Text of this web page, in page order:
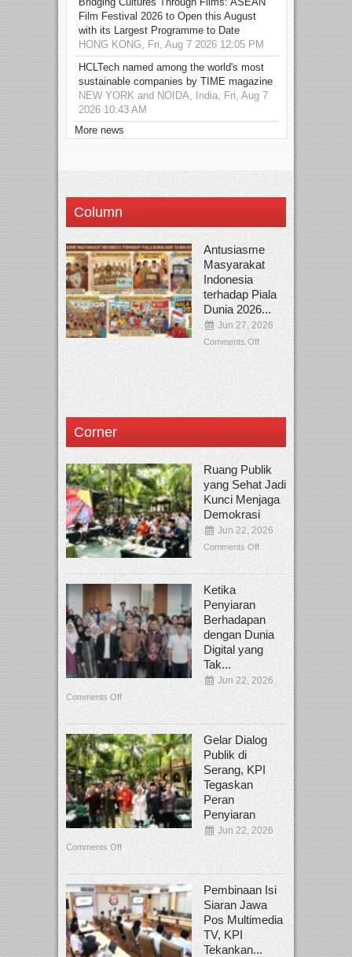
Film Festival 2026 to Open this August
with its Largest Programme to Date
HONG KONG, Fri, Aug 7 2026 12:05 PM
HCLTech named among the world's most
sustainable companies by TIME magazine
NEW YORK and NOIDA, India, Fri, Aug 7
2026 10:43 AM
More news
Column
Antusiasme
Masyarakat
Indonesia
terhadap Piala
Dunia 2026...
Jun 27, 2026
Comments Off
Corner
Ruang Publik
yang Sehat Jadi
Kunci Menjaga
Demokrasi
Jun 22, 2026
Comments Off
Ketika
Penyiaran
Berhadapan
dengan Dunia
Digital yang
Tak...
Jun 22, 2026
Comments Off
Gelar Dialog
Publik di
Serang, KPI
Tegaskan
Peran
Penyiaran
Jun 22, 2026
Comments Off
Pembinaan Isi
Siaran Jawa
Pos Multimedia
TV, KPI
Tekankan...